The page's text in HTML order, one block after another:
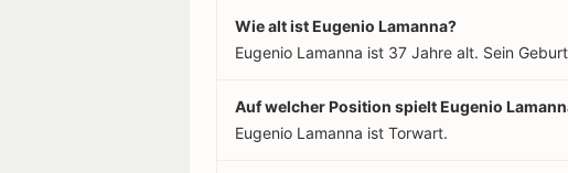
Wie alt ist Eugenio Lamanna?
Eugenio Lamanna ist 37 Jahre alt. Sein
Auf welcher Position spielt Eugenio
Eugenio Lamanna ist Torwart.